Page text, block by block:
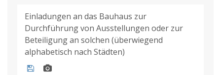
Einladungen an das Bauhaus zur
Durchführung von Ausstellungen oder zur
Beteiligung an solchen (überwiegend
alphabetisch nach Städten)